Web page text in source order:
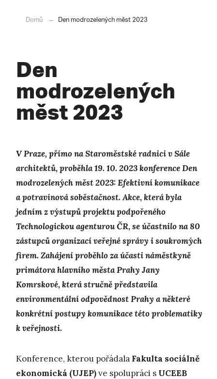
Domů Den modrozelených měst 2023
Den
modrozelených
měst 2023
V Praze, přímo na Staroměstské radnici v Sále
architektů, proběhla 19. 10. 2023 konference Den
modrozelených měst 2023: Efektivní komunikace
a potravinová soběstačnost. Akce, která byla
jedním z výstupů projektu podpořeného
Technologickou agenturou ČR, se účastnilo na 80
zástupců organizací veřejné správy i soukromých
firem. Zahájení proběhlo za účasti náměstkyně
primátora hlavního města Prahy Jany
Komrskové, která stručně představila
environmentální odpovědnost Prahy a některé
konkrétní postupy komunikace této problematiky
k veřejnosti.
Konference, kterou pořádala Fakulta sociálně
ekonomická (UJEP)ve spolupráci s UCEEB